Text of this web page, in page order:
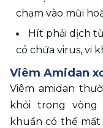
chạm vào mũi
Hít phải dịch
có chứa virus, vi
Viêm Amidan
Viêm amidan
khỏi trong vòng
khuẩn có thể mất